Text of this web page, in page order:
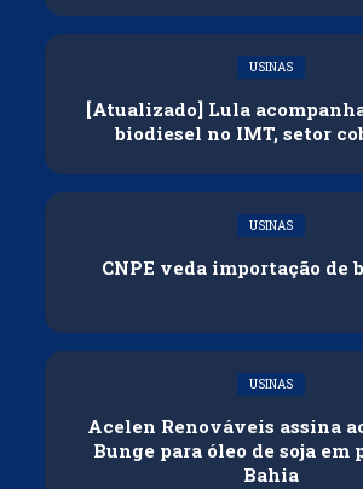
USINAS
[Atualizado] Lula
biodiesel no IMT, setor
USINAS
CNPE veda importação de
USINAS
Acelen Renováveis assina
Bunge para óleo de soja em
Bahia